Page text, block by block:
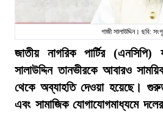
গাজী সালাউদ্দিন। ছবি:
জাতীয় নাগরিক পার্টির
সালাউদ্দিন তানভীরকে আবারও
থেকে অব্যাহতি দেওয়া হয়েছে।
এবং সামাজিক যোগাযোগমাধ্যমে